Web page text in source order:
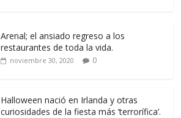
Arenal; el ansiado regreso a los
restaurantes de toda la vida.
noviembre 30, 2020 0
Halloween nació en Irlanda y otras
curiosidades de la fiesta más ‘terrorífica’.